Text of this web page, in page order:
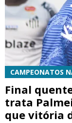
CAMPEONATOS
Final
trata
que vitória